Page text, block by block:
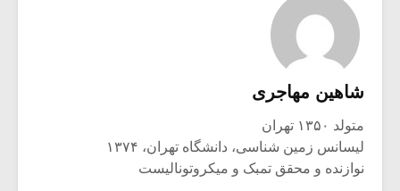
شاهین مهاجری
متولد ۱۳۵۰ تهران
لیسانس زمین شناسی، دانشگاه تهران، ۱۳۷۴
نوازنده و محقق تمبک و میکروتونالیست